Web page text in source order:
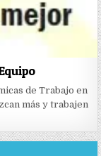
de Trabajo en
más y trabajen